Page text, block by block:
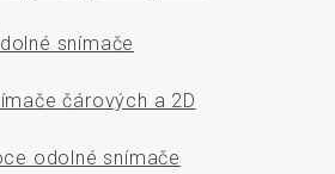
snímače
čárových a 2D
odolné snímače